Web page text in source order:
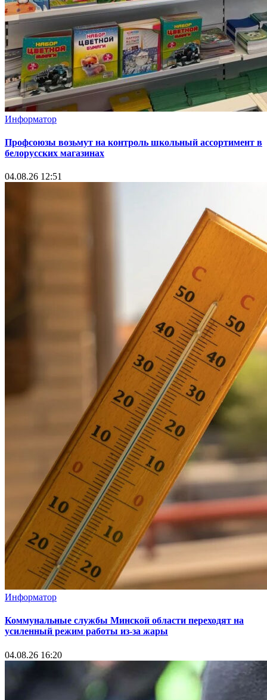
Информатор
Профсоюзы возьмут на контроль школьный ассортимент в
белорусских магазинах
04.08.26 12:51
Информатор
Коммунальные службы Минской области переходят на
усиленный режим работы из-за жары
04.08.26 16:20